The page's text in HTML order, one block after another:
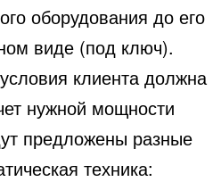
оборудования до его
виде (под ключ).
клиента должна
нужной мощности
предложены разные
техника: